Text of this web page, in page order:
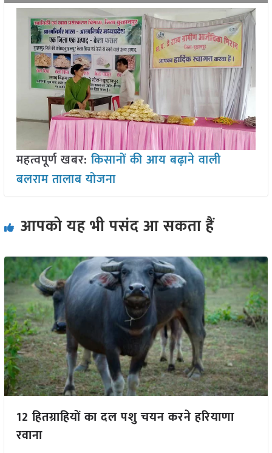
महत्वपूर्ण खबर:किसानों की आय बढ़ाने वाली
बलराम तालाब योजना
आपको यह भी पसंद आ सकता हैं
12 हितग्राहियों का दल पशु चयन करने हरियाणा
रवाना